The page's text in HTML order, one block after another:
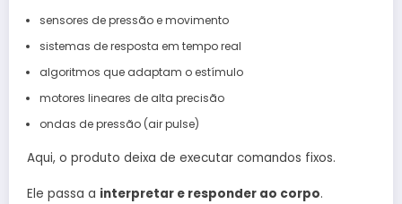
sensores de pressão e movimento
sistemas de resposta em tempo real
algoritmos que adaptam o estímulo
motores lineares de alta precisão
ondas de pressão (air pulse)
Aqui, o produto deixa de executar comandos fixos.
Ele passa a interpretar e responder ao corpo.